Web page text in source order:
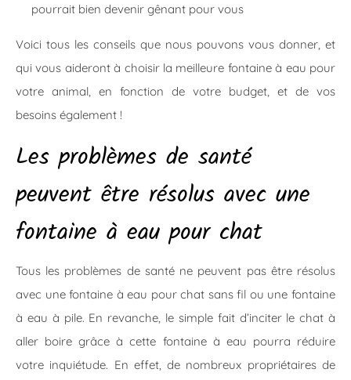
pourrait bien devenir gênant pour vous
Voici tous les conseils que nous pouvons vous donner, et
qui vous aideront à choisir la meilleure fontaine à eau pour
votre animal, en fonction de votre budget, et de vos
besoins également !
Les problèmes de santé
peuvent être résolus avec une
fontaine à eau pour chat
Tous les problèmes de santé ne peuvent pas être résolus
avec une fontaine à eau pour chat sans fil ou une fontaine
à eau à pile. En revanche, le simple fait d’inciter le chat à
aller boire grâce à cette fontaine à eau pourra réduire
votre inquiétude. En effet, de nombreux propriétaires de